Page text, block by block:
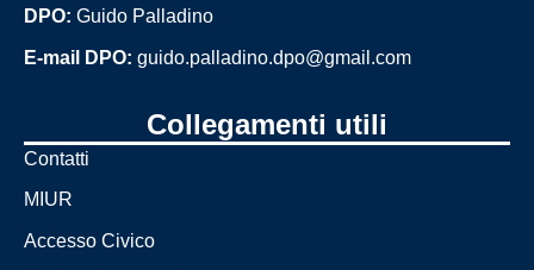
DPO: Guido Palladino
E-mail DPO: guido.palladino.dpo@gmail.com
Collegamenti utili
Contatti
MIUR
Accesso Civico